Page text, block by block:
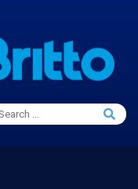
Search
for:
Search